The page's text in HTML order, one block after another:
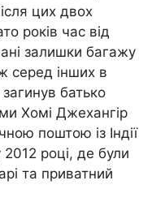
цих двох
років час від
залишки багажу
серед інших в
батько
Хомі Джехангір
поштою із Індії
році, де були
та приватний